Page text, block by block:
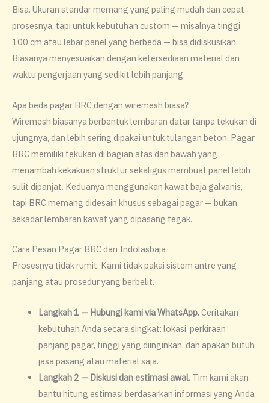
Bisa. Ukuran standar memang yang paling mudah dan cepat
prosesnya, tapi untuk kebutuhan custom — misalnya tinggi
100 cm atau lebar panel yang berbeda — bisa didiskusikan.
Biasanya menyesuaikan dengan ketersediaan material dan
waktu pengerjaan yang sedikit lebih panjang.
Apa beda pagar BRC dengan wiremesh biasa?
Wiremesh biasanya berbentuk lembaran datar tanpa tekukan di
ujungnya, dan lebih sering dipakai untuk tulangan beton. Pagar
BRC memiliki tekukan di bagian atas dan bawah yang
menambah kekakuan struktur sekaligus membuat panel lebih
sulit dipanjat. Keduanya menggunakan kawat baja galvanis,
tapi BRC memang didesain khusus sebagai pagar — bukan
sekadar lembaran kawat yang dipasang tegak.
Cara Pesan Pagar BRC dari Indolasbaja
Prosesnya tidak rumit. Kami tidak pakai sistem antre yang
panjang atau prosedur yang berbelit.
Langkah 1 — Hubungi kami via WhatsApp.Ceritakan
kebutuhan Anda secara singkat: lokasi, perkiraan
panjang pagar, tinggi yang diinginkan, dan apakah butuh
jasa pasang atau material saja.
Langkah 2 — Diskusi dan estimasi awal.Tim kami akan
bantu hitung estimasi berdasarkan informasi yang Anda